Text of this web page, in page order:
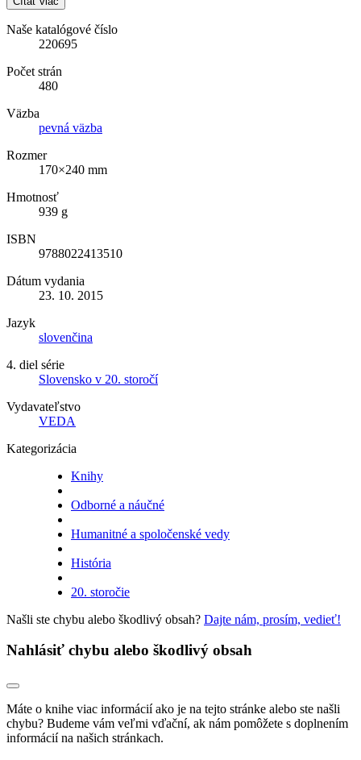
Naše katalógové číslo
220695
Počet strán
480
Väzba
pevná väzba
Rozmer
170×240 mm
Hmotnosť
939 g
ISBN
9788022413510
Dátum vydania
23. 10. 2015
Jazyk
slovenčina
4. diel série
Slovensko v 20. storočí
Vydavateľstvo
VEDA
Kategorizácia
Knihy
Odborné a náučné
Humanitné a spoločenské vedy
História
20. storočie
Našli ste chybu alebo škodlivý obsah? Dajte nám, prosím, vedieť!
Nahlásiť chybu alebo škodlivý obsah
Máte o knihe viac informácií ako je na tejto stránke alebo ste našli
chybu? Budeme vám veľmi vďační, ak nám pomôžete s doplnením
informácií na našich stránkach.